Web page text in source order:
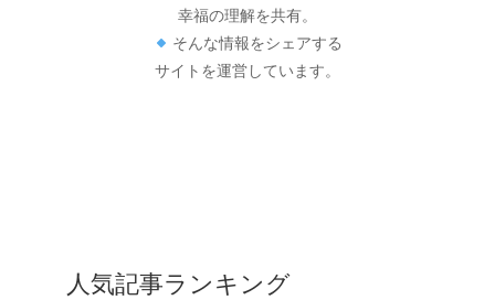
幸福の理解を共有。
そんな情報をシェアする
サイトを運営しています。
人気記事ランキング